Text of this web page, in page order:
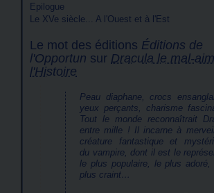
Epilogue
Le XVe siècle... A l'Ouest et à l'Est
Le mot des éditions Éditions de
l'Opportun sur Dracula le mal-
l'Histoire
Peau diaphane, crocs
yeux perçants, charisme
Tout le monde reconnaîtrait
entre mille ! Il incarne à
créature fantastique et
du vampire, dont il est le
le plus populaire, le plus
plus craint…